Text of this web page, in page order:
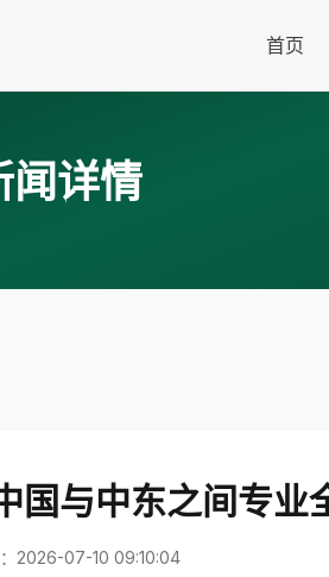
首页
闻详情
国与中东之间专业
2026-07-10 09:10:04